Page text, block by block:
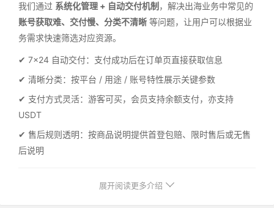
我们通过 系统化管理 + 自动交付机制 ，解决出海业务中常见的
账号获取难、交付慢、分类不清晰 等问题，让用户可以根据业
务需求快速筛选对应资源。
✔ 7×24 自动交付：支付成功后在订单页直接获取信息
✔ 清晰分类：按平台 / 用途 / 账号特性展示关键参数
✔ 支付方式灵活：游客可买，会员支持余额支付，亦支持
USDT
✔ 售后规则透明：按商品说明提供首登包赔、限时售后或无售
后说明
展开阅读更多介绍